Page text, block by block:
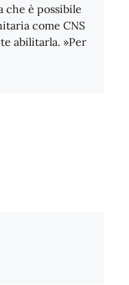
che è possibile
come CNS
abilitarla. »Per